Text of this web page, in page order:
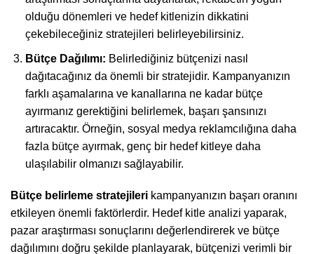
olduğu dönemleri ve hedef kitlenizin dikkatini
çekebileceğiniz stratejileri belirleyebilirsiniz.
Bütçe Dağılımı: Belirlediğiniz bütçenizi nasıl
dağıtacağınız da önemli bir stratejidir. Kampanyanızın
farklı aşamalarına ve kanallarına ne kadar bütçe
ayırmanız gerektiğini belirlemek, başarı şansınızı
artıracaktır. Örneğin, sosyal medya reklamcılığına daha
fazla bütçe ayırmak, genç bir hedef kitleye daha
ulaşılabilir olmanızı sağlayabilir.
Bütçe belirleme stratejileri kampanyanızın başarı oranını
etkileyen önemli faktörlerdir. Hedef kitle analizi yaparak,
pazar araştırması sonuçlarını değerlendirerek ve bütçe
dağılımını doğru şekilde planlayarak, bütçenizi verimli bir